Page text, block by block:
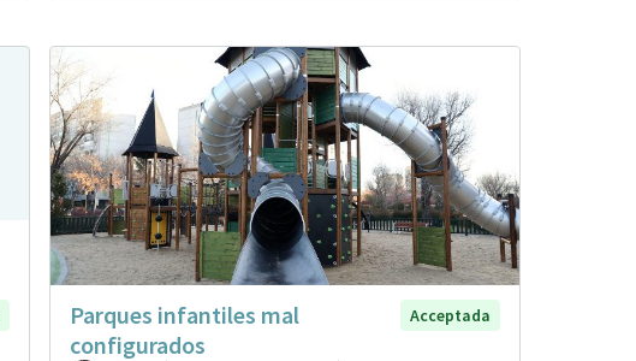
Parques infantiles mal
configurados
Acceptada